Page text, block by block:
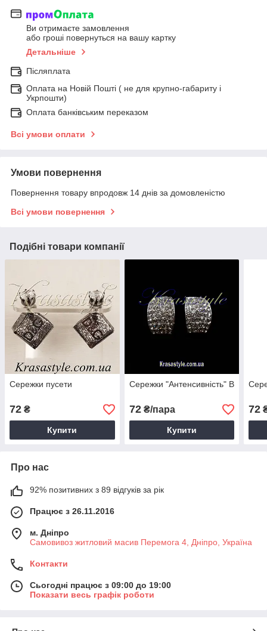
Ви отримаєте замовлення
або гроші повернуться на вашу картку
Детальніше
Післяплата
Оплата на Новій Пошті ( не для крупно-габариту і
Укрпошти)
Оплата банківським переказом
Всі умови оплати
Умови повернення
Повернення товару впродовж 14 днів за домовленістю
Всі умови повернення
Подібні товари компанії
Сережки пусети
72 ₴
Купити
Сережки "Антенсивність" В
72₴/пара
Купити
72
Про нас
92% позитивних з 89 відгуків за рік
Працює з 26.11.2016
м. Дніпро
Самовивоз житловий масив Перемога 4, Дніпро, Україна
Контакти
Сьогодні працює з 09:00 до 19:00
Показати весь графік роботи